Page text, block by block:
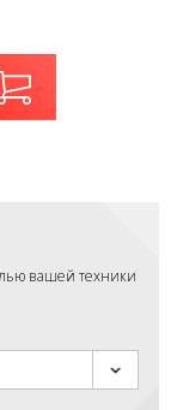
вашей техники